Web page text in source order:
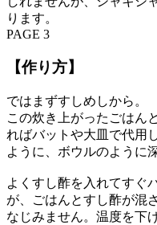
ります。
PAGE 3
【作り方】
ではまずすしめしから。
この炊き上がったごはん
ればバットや大皿で代用
ように、ボウルのように
よくすし酢を入れてすぐ
が、ごはんとすし酢が混
なじみません。温度を下